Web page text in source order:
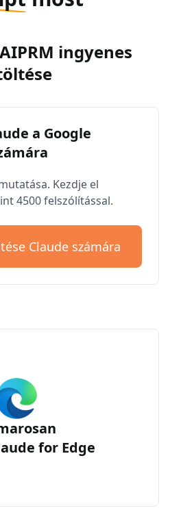
ingyenes
a Google
Kezdje el
4500 felszólítással.
Claude számára
for Edge